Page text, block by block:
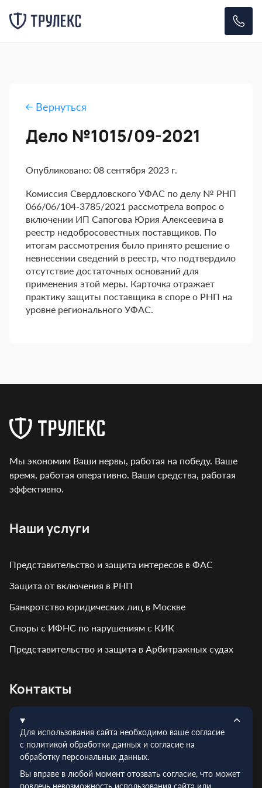
Вернуться
Дело №1015/09-2021
Опубликовано: 08 сентября 2023 г.
Комиссия Свердловского УФАС по делу № РНП
066/06/104-3785/2021 рассмотрела вопрос о
включении ИП Сапогова Юрия Алексеевича в
реестр недобросовестных поставщиков. По
итогам рассмотрения было принято решение о
невнесении сведений в реестр, что подтвердило
отсутствие достаточных оснований для
применения этой меры. Карточка отражает
практику защиты поставщика в споре о РНП на
уровне регионального УФАС.
Мы экономим Ваши нервы, работая на победу. Ваше
время, работая оперативно. Ваши средства, работая
эффективно.
Наши услуги
Представительство и защита интересов в ФАС
Защита от включения в РНП
Банкротство юридических лиц в Москве
Споры с ИФНС по нарушениям с КИК
Представительство и защита в Арбитражных судах
Контакты
Адрес: г. Москва, ул. Кирпичная, д. 7
Эл.почта:info@truelex.ru
Телефон:+7 (495) 128‑48‑56
ИНН: 9719026910
Для использования сайта необходимо ваше согласие
с политикой обработки данных и согласие на
обработку персональных данных.
Вы вправе в любой момент отозвать согласие, что может
повлечь невозможность использования сайта или